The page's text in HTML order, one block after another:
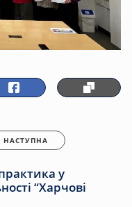
НАСТУПНА
у
“Харчові